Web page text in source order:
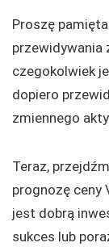
Proszę
przewidywania
czegokolwiek
dopiero
zmiennego
Teraz,
prognozę ceny
jest dobrą
sukces lub